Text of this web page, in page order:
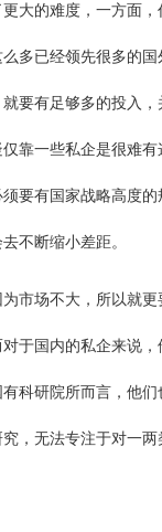
大的难度，一方面
多已经领先很多的国
要有足够多的投入
靠一些私企是很难
要有国家战略高度
不断缩小差距。
场不大，所以就更
于国内的私企来说
科研院所而言，他
，无法专注于对一